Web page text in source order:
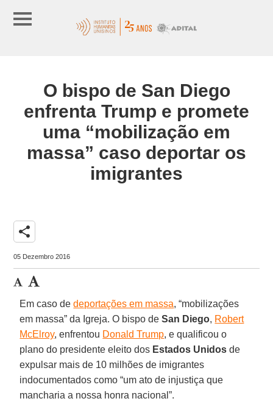
O bispo de San Diego
enfrenta Trump e promete
uma “mobilização em
massa” caso deportar os
imigrantes
share
05 Dezembro 2016
Em caso dedeportações em massa, “mobilizações
em massa” da Igreja. O bispo deSan Diego, Robert
McElroy, enfrentou Donald Trump, e qualificou o
plano do presidente eleito dos Estados Unidos de
expulsar mais de 10 milhões de imigrantes
indocumentados como “um ato de injustiça que
mancharia a nossa honra nacional”.